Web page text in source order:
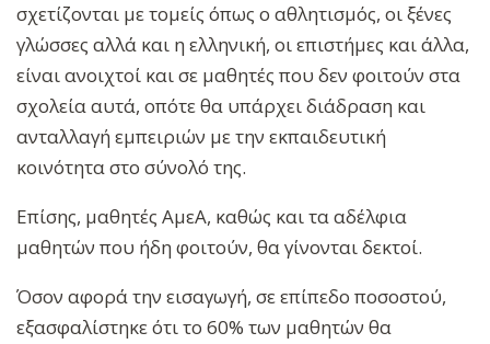
σχετίζονται με τομείς όπως ο αθλητισμός, οι ξένες
γλώσσες αλλά και η ελληνική, οι επιστήμες και άλλα,
είναι ανοιχτοί και σε μαθητές που δεν φοιτούν στα
σχολεία αυτά, οπότε θα υπάρχει διάδραση και
ανταλλαγή εμπειριών με την εκπαιδευτική
κοινότητα στο σύνολό της.
Επίσης, μαθητές ΑμεΑ, καθώς και τα αδέλφια
μαθητών που ήδη φοιτούν, θα γίνονται δεκτοί.
Όσον αφορά την εισαγωγή, σε επίπεδο ποσοστού,
εξασφαλίστηκε ότι το 60% των μαθητών θα